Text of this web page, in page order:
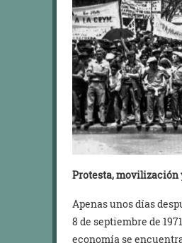
Protesta,
Apenas unos días
8 de septiembre de
economía se